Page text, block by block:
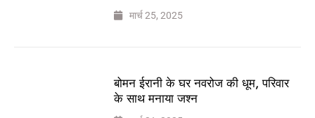
मार्च 25, 2025
बोमन ईरानी के घर नवरोज की धूम, परिवार
के साथ मनाया जश्न